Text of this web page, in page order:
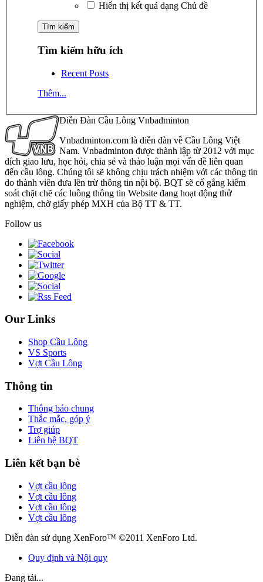
Hiển thị kết quả dạng Chủ đề
Tìm kiếm hữu ích
Recent Posts
Thêm...
Diễn Đàn Cầu Lông Vnbadminton
Vnbadminton.com là diễn đàn về Cầu Lông Việt
Nam. Vnbadminton được thành lập từ 2012 với mục
đích giao lưu, học hỏi, chia sẻ và thảo luận mọi vấn đề liên quan
đến cầu lông. Chúng tôi sẽ không chịu trách nhiệm với các thông tin
do thành viên đưa lên trừ thông tin nội bộ. BQT sẽ cố gắng kiểm
soát chặt chẽ các luồng thông tin Website đang hoạt động thử
nghiệm, chờ giấy phép MXH của Bộ TT & TT.
Follow us
Our Links
Shop Cầu Lông
VS Sports
Vợt Cầu Lông
Thông tin
Thông báo chung
Thắc mắc, góp ý
Trợ giúp
Liên hệ BQT
Liên kết bạn bè
Vợt cầu lông
Vợt cầu lông
Vợt cầu lông
Vợt cầu lông
Diễn đàn sử dụng XenForo™ ©2011 XenForo Ltd.
Quy định và Nội quy
Đang tải...